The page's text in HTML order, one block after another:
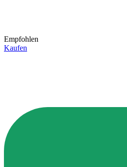
Empfohlen
Kaufen